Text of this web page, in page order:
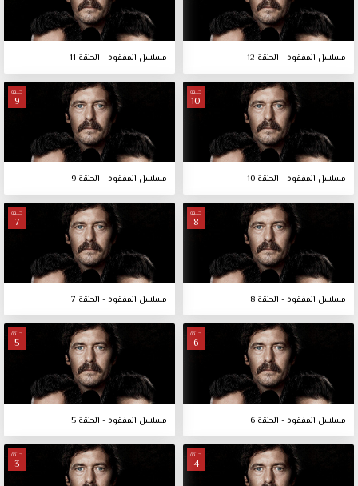
مسلسل المفقود - الحلقة 12 مسلسل المفقود - الحلقة 11
حلقة
10
مسلسل المفقود - الحلقة 10
حلقة
9
مسلسل المفقود - الحلقة 9
حلقة
8
مسلسل المفقود - الحلقة 8
حلقة
7
مسلسل المفقود - الحلقة 7
حلقة
6
مسلسل المفقود - الحلقة 6
حلقة
5
مسلسل المفقود - الحلقة 5
حلقة
4
حلقة
3